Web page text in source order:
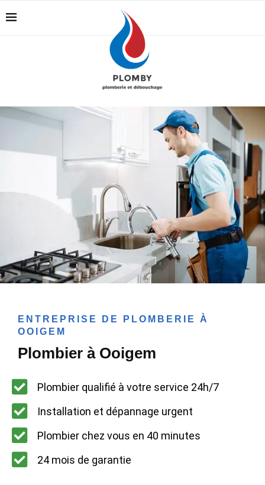
ENTREPRISE DE PLOMBERIE À
OOIGEM
Plombier à Ooigem
Plombier qualifié à votre service 24h/7
Installation et dépannage urgent
Plombier chez vous en 40 minutes
24 mois de garantie